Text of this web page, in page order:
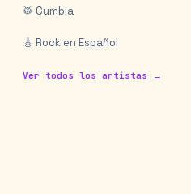
🥁 Cumbia
🎸 Rock en Español
Ver todos los artistas →